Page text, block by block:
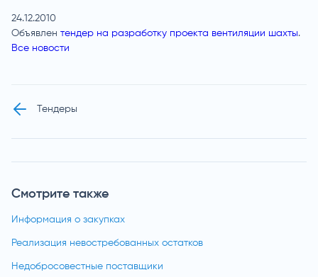
Смотрите также
Информация о закупках
Реализация невостребованных остатков
Недобросовестные поставщики
24.12.2010
Объявлен тендер на разработку проекта вентиляции шахты.
Все новости
Тендеры